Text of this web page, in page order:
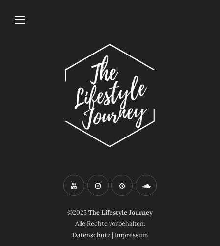
©2025The Lifestyle Journey
Alle Rechte vorbehalten.
Datenschutz | Impressum